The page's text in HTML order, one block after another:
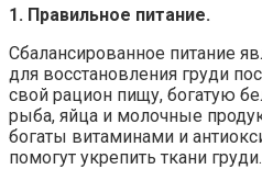
1. Правильное питание.
Сбалансированное питание
для восстановления груди
свой рацион пищу, богатую
рыба, яйца и молочные
богаты витаминами и
помогут укрепить ткани груди.